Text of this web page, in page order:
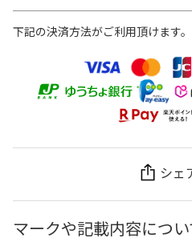
下記の決済方法がご利用頂けます。
シェ
マークや記載内容につい